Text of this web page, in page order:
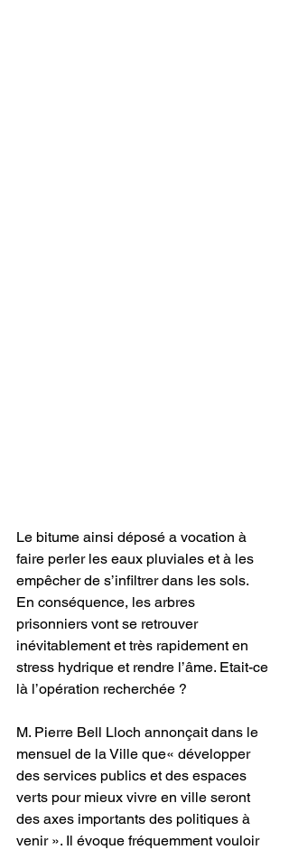
Le bitume ainsi déposé a vocation à
faire perler les eaux pluviales et à les
empêcher de s’infiltrer dans les sols.
En conséquence, les arbres
prisonniers vont se retrouver
inévitablement et très rapidement en
stress hydrique et rendre l’âme. Etait-ce
là l’opération recherchée ?
M. Pierre Bell Lloch annonçait dans le
mensuel de la Ville que« développer
des services publics et des espaces
verts pour mieux vivre en ville seront
des axes importants des politiques à
venir ». Il évoque fréquemment vouloir